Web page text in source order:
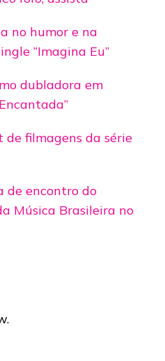
no humor e na
“Imagina Eu”
dubladora em
filmagens da série
de encontro do
Música Brasileira no